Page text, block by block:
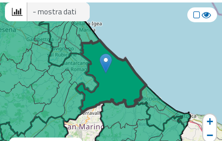
Bollettini
Valanghe
Monitoraggio
eventi
Previsioni e dati
Previsioni meteo e
marine
Scegli il dato da mostrare
+
−